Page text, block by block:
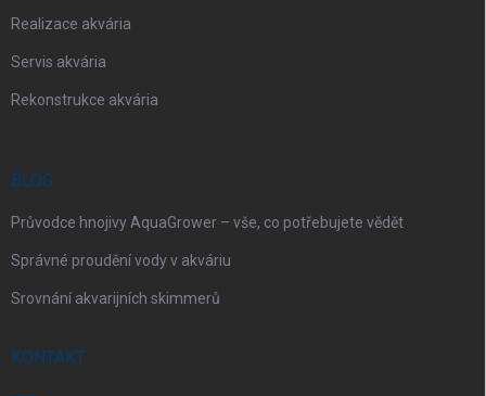
Realizace akvária
Servis akvária
Rekonstrukce akvária
BLOG
Průvodce hnojivy AquaGrower – vše, co potřebujete vědět
Správné proudění vody v akváriu
Srovnání akvarijních skimmerů
KONTAKT